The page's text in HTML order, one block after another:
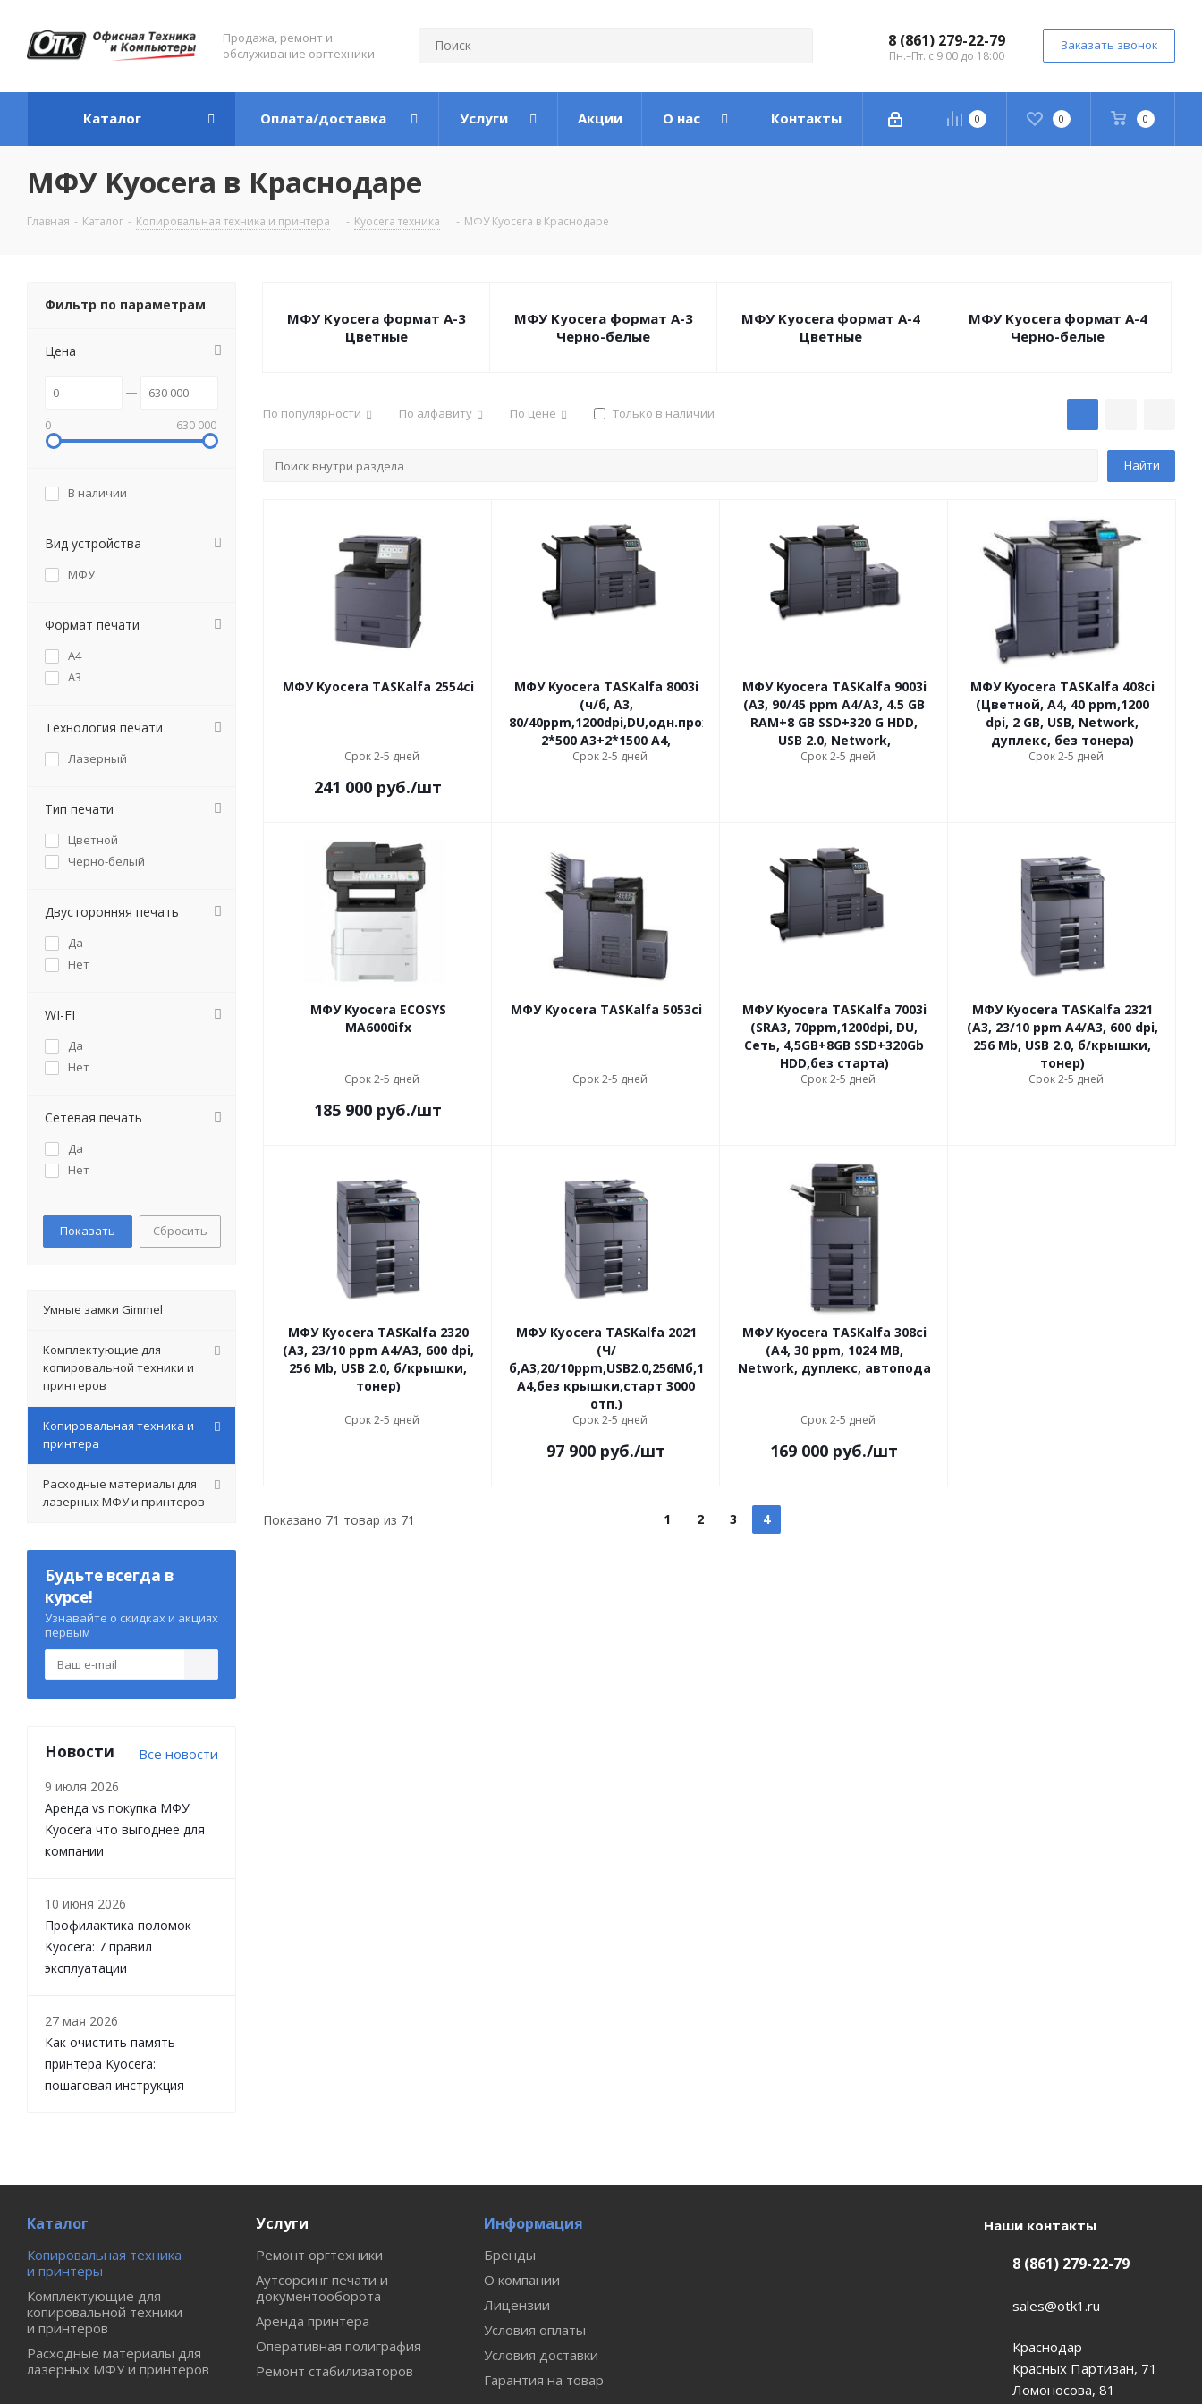
Продажа, ремонт и
обслуживание оргтехники
8 (861) 279-22-79
Пн.–Пт. с 9:00 до 18:00
Заказать звонок
0 0 0
Каталог Оплата/доставка Услуги Акции О нас Контакты
МФУ Kyocera в Краснодаре
Главная - Каталог - Копировальная техника и принтера - Kyocera техника - МФУ Kyocera в Краснодаре
МФУ Kyocera формат А-3
Цветные
МФУ Kyocera формат А-3
Черно-белые
МФУ Kyocera формат А-4
Цветные
МФУ Kyocera формат А-4
Черно-белые
По популярности По алфавиту По цене Только в наличии
МФУ Kyocera TASKalfa 2554ci
Срок 2-5 дней
241 000 руб./шт
МФУ Kyocera TASKalfa 8003i
(ч/б, А3,
80/40ppm,1200dpi,DU,одн.прох.автопод.270л,
2*500 A3+2*1500 A4,
Срок 2-5 дней
МФУ Kyocera TASKalfa 9003i
(A3, 90/45 ppm A4/A3, 4.5 GB
RAM+8 GB SSD+320 G HDD,
USB 2.0, Network,
Срок 2-5 дней
МФУ Kyocera TASKalfa 408ci
(Цветной, A4, 40 ppm,1200
dpi, 2 GB, USB, Network,
дуплекс, без тонера)
Срок 2-5 дней
МФУ Kyocera ECOSYS
MA6000ifx
Срок 2-5 дней
185 900 руб./шт
МФУ Kyocera TASKalfa 5053ci
Срок 2-5 дней
МФУ Kyocera TASKalfa 7003i
(SRA3, 70ppm,1200dpi, DU,
Сеть, 4,5GB+8GB SSD+320Gb
HDD,без старта)
Срок 2-5 дней
МФУ Kyocera TASKalfa 2321
(A3, 23/10 ppm А4/A3, 600 dpi,
256 Mb, USB 2.0, б/крышки,
тонер)
Срок 2-5 дней
МФУ Kyocera TASKalfa 2320
(A3, 23/10 ppm А4/A3, 600 dpi,
256 Mb, USB 2.0, б/крышки,
тонер)
Срок 2-5 дней
МФУ Kyocera TASKalfa 2021
(Ч/
б,А3,20/10ppm,USB2.0,256Мб,1*300лист.А3/
А4,без крышки,старт 3000
отп.)
Срок 2-5 дней
97 900 руб./шт
МФУ Kyocera TASKalfa 308ci
(A4, 30 ppm, 1024 MB,
Network, дуплекс, автопода
Срок 2-5 дней
169 000 руб./шт
1 2 3 4
Показано 71 товар из 71
Фильтр по параметрам
Цена
0 630 000
В наличии
Вид устройства
МФУ
Формат печати
А4
А3
Технология печати
Лазерный
Тип печати
Цветной
Черно-белый
Двусторонняя печать
Да
Нет
WI-FI
Да
Нет
Сетевая печать
Да
Нет
Сбросить
Умные замки Gimmel
Комплектующие для
копировальной техники и
принтеров
Копировальная техника и
принтера
Расходные материалы для
лазерных МФУ и принтеров
Будьте всегда в
курсе!
Узнавайте о скидках и акциях
первым
Новости Все новости
9 июля 2026
Аренда vs покупка МФУ
Kyocera что выгоднее для
компании
10 июня 2026
Профилактика поломок
Kyocera: 7 правил
эксплуатации
27 мая 2026
Как очистить память
принтера Kyocera:
пошаговая инструкция
Каталог
Копировальная техника
и принтеры
Комплектующие для
копировальной техники
и принтеров
Расходные материалы для
лазерных МФУ и принтеров
Услуги
Ремонт оргтехники
Аутсорсинг печати и
документооборота
Аренда принтера
Оперативная полиграфия
Ремонт стабилизаторов
Информация
Бренды
О компании
Лицензии
Условия оплаты
Условия доставки
Гарантия на товар
Наши контакты
8 (861) 279-22-79
sales@otk1.ru
Краснодар
Красных Партизан, 71
Ломоносова, 81